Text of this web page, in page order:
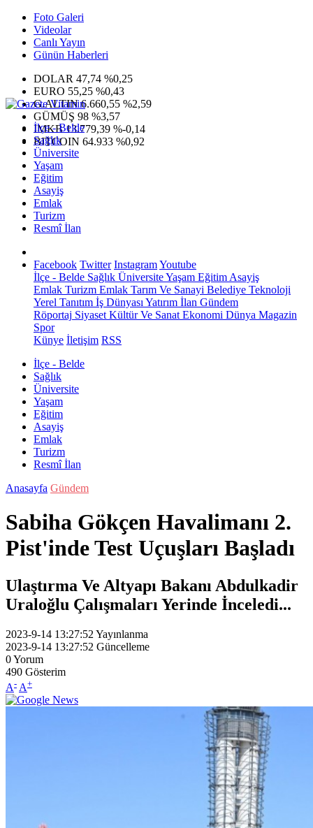
Foto Galeri
Videolar
Canlı Yayın
Günün Haberleri
DOLAR 47,74 %0,25
EURO 55,25 %0,43
G.ALTIN6.660,55 %2,59
GÜMÜŞ 98 %3,57
IMKB13.779,39 %-0,14
BITCOIN 64.933 %0,92
İlçe - Belde
Sağlık
Üniversite
Yaşam
Eğitim
Asayiş
Emlak
Turizm
Resmî İlan
Facebook Twitter InstagramYoutube
İlçe - Belde Sağlık ÜniversiteYaşam Eğitim Asayiş
Emlak Turizm Emlak Tarım Ve Sanayi Belediye Teknoloji
Yerel Tanıtım İş Dünyası Yatırım İlan Gündem
Röportaj Siyaset Kültür Ve Sanat Ekonomi Dünya Magazin
Spor
Künye İletişim RSS
İlçe - Belde
Sağlık
Üniversite
Yaşam
Eğitim
Asayiş
Emlak
Turizm
Resmî İlan
Anasayfa Gündem
Sabiha Gökçen Havalimanı 2.
Pist'inde Test Uçuşları Başladı
Ulaştırma Ve Altyapı Bakanı Abdulkadir
Uraloğlu Çalışmaları Yerinde İnceledi...
2023-9-14 13:27:52 Yayınlanma
2023-9-14 13:27:52 Güncelleme
0Yorum
490 Gösterim
A- A+